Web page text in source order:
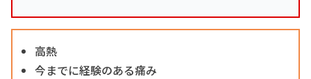
高熱
今までに経験のある痛み